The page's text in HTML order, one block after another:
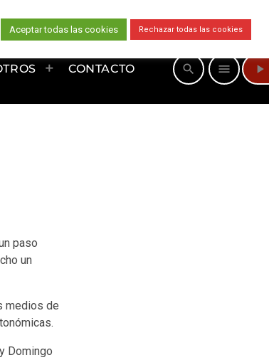
CONTACTO search menu play_arrow
paso
un
medios de
y Domingo
Aceptar todas las cookies Rechazar todas las cookies